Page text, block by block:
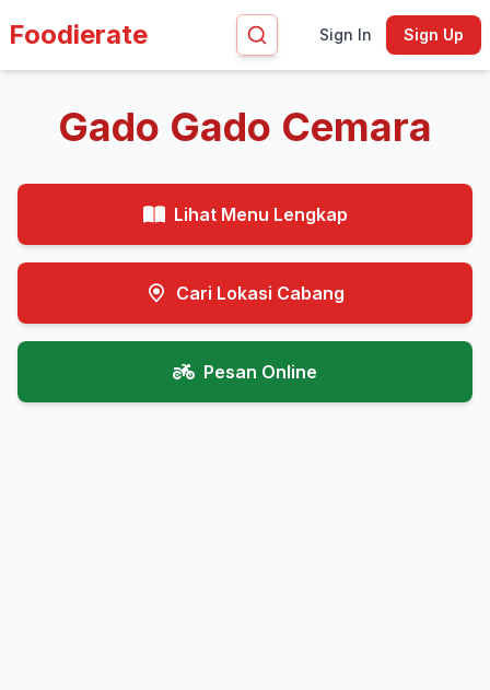
Foodierate Sign In Sign Up
Gado Gado Cemara
Lihat Menu Lengkap
Cari Lokasi Cabang
Pesan Online